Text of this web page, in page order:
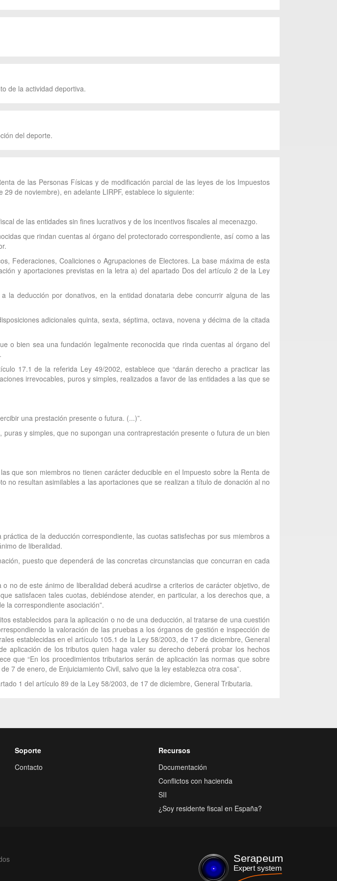
de la actividad deportiva.
del deporte.
de las Personas Físicas y de modificación parcial de las leyes de los Impuestos
de noviembre), en adelante LIRPF, establece lo siguiente:
de las entidades sin fines lucrativos y de los incentivos fiscales al mecenazgo.
que rindan cuentas al órgano del protectorado correspondiente, así como a las
Federaciones, Coaliciones o Agrupaciones de Electores. La base máxima de esta
y aportaciones previstas en la letra a) del apartado Dos del artículo 2 de la Ley
la deducción por donativos, en la entidad donataria debe concurrir alguna de las
adicionales quinta, sexta, séptima, octava, novena y décima de la citada
o bien sea una fundación legalmente reconocida que rinda cuentas al órgano del
17.1 de la referida Ley 49/2002, establece que “darán derecho a practicar las
irrevocables, puros y simples, realizados a favor de las entidades a las que se
una prestación presente o futura. (...)”.
y simples, que no supongan una contraprestación presente o futura de un bien
que son miembros no tienen carácter deducible en el Impuesto sobre la Renta de
no resultan asimilables a las aportaciones que se realizan a título de donación al no
de la deducción correspondiente, las cuotas satisfechas por sus miembros a
de liberalidad.
puesto que dependerá de las concretas circunstancias que concurran en cada
no de este ánimo de liberalidad deberá acudirse a criterios de carácter objetivo, de
satisfacen tales cuotas, debiéndose atender, en particular, a los derechos que, a
la correspondiente asociación”.
establecidos para la aplicación o no de una deducción, al tratarse de una cuestión
la valoración de las pruebas a los órganos de gestión e inspección de
establecidas en el artículo 105.1 de la Ley 58/2003, de 17 de diciembre, General
aplicación de los tributos quien haga valer su derecho deberá probar los hechos
que “En los procedimientos tributarios serán de aplicación las normas que sobre
7 de enero, de Enjuiciamiento Civil, salvo que la ley establezca otra cosa”.
1 del artículo 89 de la Ley 58/2003, de 17 de diciembre, General Tributaria.
Soporte
Contacto
Recursos
Documentación
Conflictos con hacienda
SII
¿Soy residente fiscal en España?